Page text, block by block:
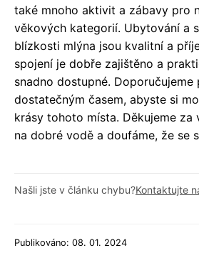
také mnoho aktivit a zábavy pro
věkových kategorií. Ubytování a
blízkosti mlýna jsou kvalitní a
spojení je dobře zajištěno a
snadno dostupné.
dostatečným časem, abyste si
krásy tohoto místa. Děkujeme za
na dobré vodě a doufáme, že se
Našli jste v článku chybu?Kontaktujte
Publikováno: 08. 01. 2024